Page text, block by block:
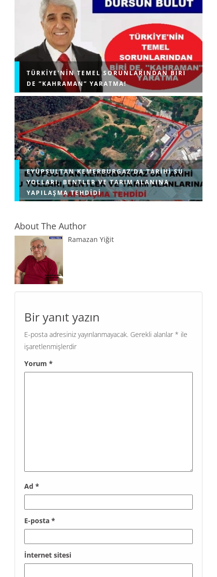
TÜRKIYE’NIN TEMEL SORUNLARINDAN BIRI
DE ”KAHRAMAN” YARATMA!
EYÜPSULTAN KEMERBURGAZ’DA TARIHI SU
YOLLARI, BENTLER VE TARIM ALANINA
YAPILAŞMA TEHDIDI
About The Author
Ramazan Yiğit
Bir yanıt yazın
E-posta adresiniz yayınlanmayacak. Gerekli alanlar * ile
işaretlenmişlerdir
Yorum *
Ad *
E-posta *
İnternet sitesi